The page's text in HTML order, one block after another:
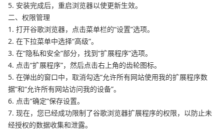
5. 安装完成后，重启浏览器以使更新生效。
二、权限管理
1. 打开谷歌浏览器，点击菜单栏的“设置”选项。
2. 在下拉菜单中选择“高级”。
3. 在“隐私和安全”部分，找到“扩展程序”选项。
4. 点击“扩展程序”，然后点击右上角的齿轮图标。
5. 在弹出的窗口中，取消勾选“允许所有网站使用我的扩展程序数
据”和“允许所有网站访问我的设备”。
6. 点击“确定”保存设置。
7. 现在，您已经成功限制了谷歌浏览器扩展程序的权限，以防止未
经授权的数据收集和泄露。